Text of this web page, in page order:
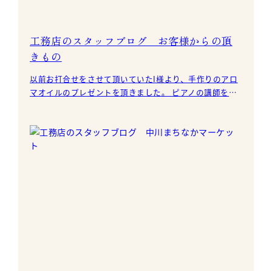
工務店のスタッフブログ お客様からの頂
きもの
以前お打合せをさせて頂いていたI様より、手作りのアロ
マオイルのプレゼントを頂きました。 ピアノの講師をさ